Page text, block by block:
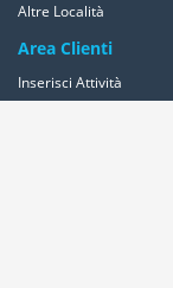
Altre Località
Area Clienti
Inserisci Attività